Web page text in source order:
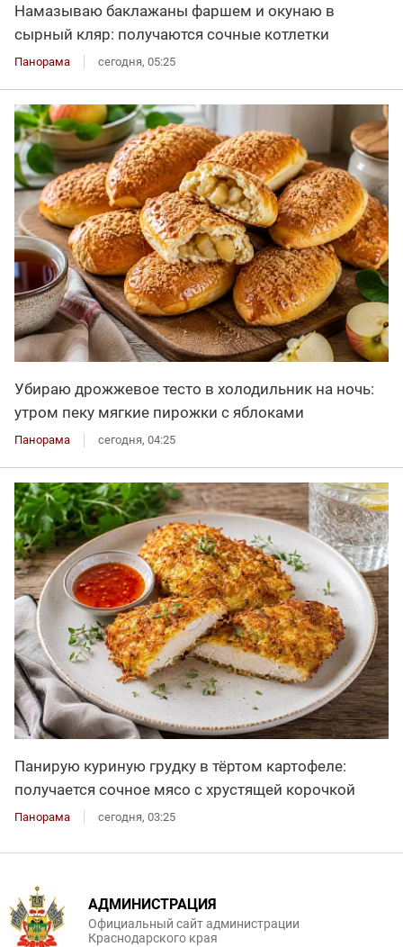
Намазываю баклажаны фаршем и окунаю в
сырный кляр: получаются сочные котлетки
Панорама сегодня, 05:25
Убираю дрожжевое тесто в холодильник на ночь:
утром пеку мягкие пирожки с яблоками
Панорама сегодня, 04:25
Панирую куриную грудку в тёртом картофеле:
получается сочное мясо с хрустящей корочкой
Панорама сегодня, 03:25
АДМИНИСТРАЦИЯ
Официальный сайт администрации
Краснодарского края